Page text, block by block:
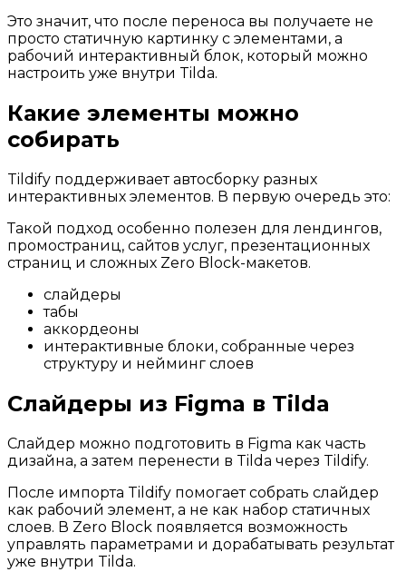
Это значит, что после переноса вы получаете не
просто статичную картинку с элементами, а
рабочий интерактивный блок, который можно
настроить уже внутри Tilda.
Какие элементы можно
собирать
Tildify поддерживает автосборку разных
интерактивных элементов. В первую очередь это:
Такой подход особенно полезен для лендингов,
промостраниц, сайтов услуг, презентационных
страниц и сложных Zero Block-макетов.
слайдеры
табы
аккордеоны
интерактивные блоки, собранные через
структуру и нейминг слоев
Слайдеры из Figma в Tilda
Слайдер можно подготовить в Figma как часть
дизайна, а затем перенести в Tilda через Tildify.
После импорта Tildify помогает собрать слайдер
как рабочий элемент, а не как набор статичных
слоев. В Zero Block появляется возможность
управлять параметрами и дорабатывать результат
уже внутри Tilda.